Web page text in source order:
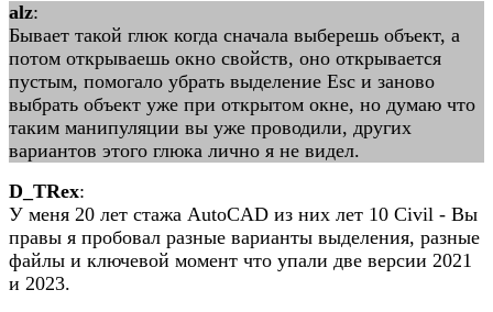
alz:
Бывает такой глюк когда сначала выберешь объект, а
потом открываешь окно свойств, оно открывается
пустым, помогало убрать выделение Esc и заново
выбрать объект уже при открытом окне, но думаю что
таким манипуляции вы уже проводили, других
вариантов этого глюка лично я не видел.
D_TRex:
У меня 20 лет стажа AutoCAD из них лет 10 Civil - Вы
правы я пробовал разные варианты выделения, разные
файлы и ключевой момент что упали две версии 2021
и 2023.